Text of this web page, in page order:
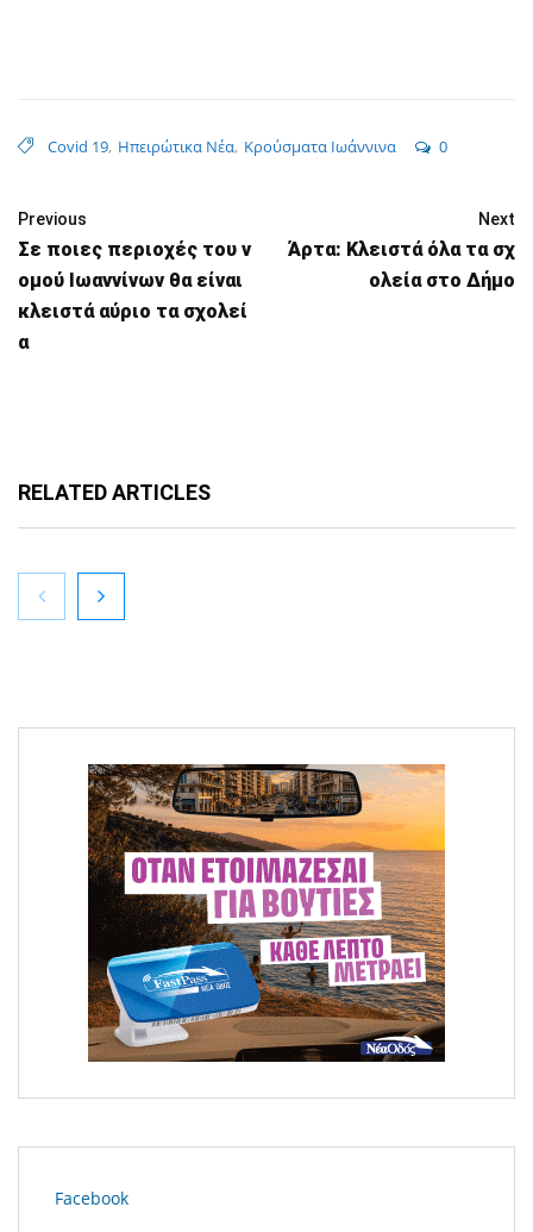
Covid 19, Ηπειρώτικα Νέα, Κρούσματα Ιωάννινα 0
Previous
Σε ποιες περιοχές του ν
ομού Ιωαννίνων θα είναι
κλειστά αύριο τα σχολεί
α
Next
Άρτα: Κλειστά όλα τα σχ
ολεία στο Δήμο
RELATED ARTICLES
Μεγάλη φωτιά στο Κομπότι Άρτας
Facebook